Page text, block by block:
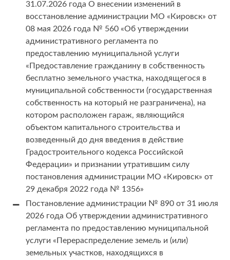
31.07.2026 года О внесении изменений в
восстановление администрации МО «Кировск» от
08 мая 2026 года № 560 «Об утверждении
административного регламента по
предоставлению муниципальной услуги
«Предоставление гражданину в собственность
бесплатно земельного участка, находящегося в
муниципальной собственности (государственная
собственность на который не разграничена), на
котором расположен гараж, являющийся
объектом капитального строительства и
возведенный до дня введения в действие
Градостроительного кодекса Российской
Федерации» и признании утратившим силу
постановления администрации МО «Кировск» от
29 декабря 2022 года № 1356»
Постановление администрации № 890 от 31 июля
2026 года Об утверждении административного
регламента по предоставлению муниципальной
услуги «Перераспределение земель и (или)
земельных участков, находящихся в